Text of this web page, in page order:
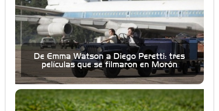
De Emma Watson a Diego Peretti: tres
películas que se filmaron en Morón